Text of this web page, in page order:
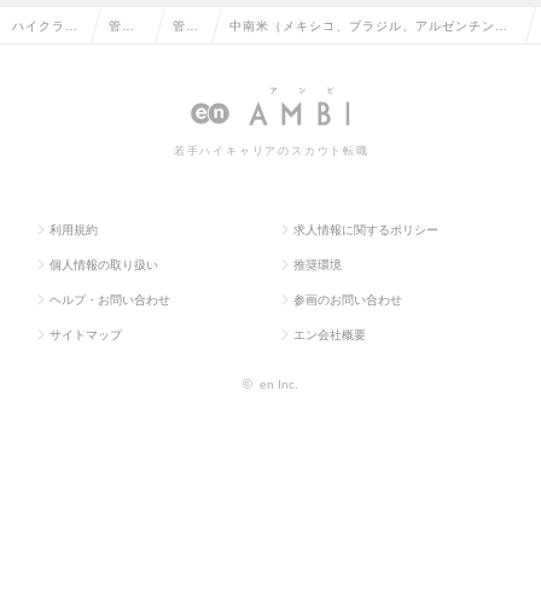
ハイクラス 管理 管理 中南米（メキシコ、ブラジル、アルゼンチン
若手ハイキャリアのスカウト転職
利用規約 求人情報に関するポリシー
個人情報の取り扱い 推奨環境
ヘルプ・お問い合わせ 参画のお問い合わせ
サイトマップ エン会社概要
© en Inc.